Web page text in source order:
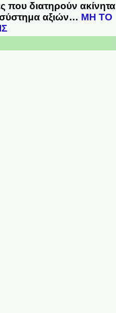
που διατηρούν ακίνητα
σύστημα αξιών… ΜΗ ΤΟ